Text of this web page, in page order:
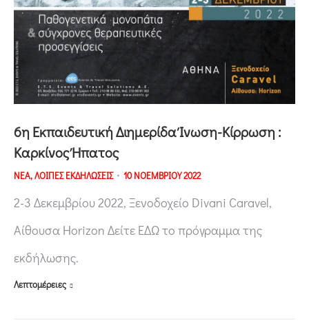
6η Εκπαιδευτική Διημερίδα Ίνωση-Κίρρωση :
Καρκίνος Ήπατος
ΝΕΑ,ΛΟΙΠΕΣ ΕΚΔΗΛΩΣΕΙΣ 10 ΝΟΕΜΒΡΙΟΥ 2022
2-3 Δεκεμβρίου 2022, Ξενοδοχείο Divani Caravel,
Αίθουσα Horizon Δείτε ΕΔΩ το πρόγραμμα της
εκδήλωσης.
Λεπτομέρειες